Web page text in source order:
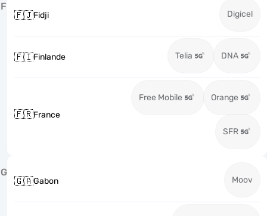
F
🇫🇯Fidji Digicel
🇫🇮Finlande Telia DNA
🇫🇷France
Free Mobile Orange
SFR
G
🇬🇦Gabon Moov